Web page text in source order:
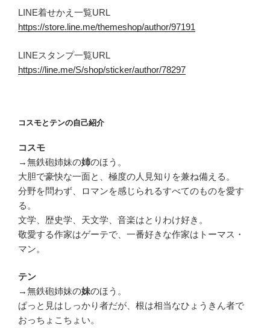
LINE着せかえ一覧URL
https://store.line.me/themeshop/author/97191
LINEスタンプ一覧URL
https://line.me/S/shop/sticker/author/78297
コスモとテンの自己紹介
コスモ
→無鉄砲姉妹の姉のほう。
大胆で豪快な一面と、極度の人見知りを兼ね備える。
分野を問わず、ロマンを感じられるすべてのものを愛す
る。
文学、歴史学、天文学、音楽はとりわけ好き。
敬愛する作家はゲーテで、一番好きな作家はトーマス・
マン。
テン
→無鉄砲姉妹の妹のほう。
ぱっと見はしっかり者だが、根は相当なひょうきん者で
おっちょこちょい。